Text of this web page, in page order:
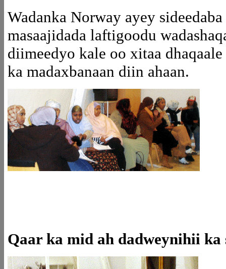
Wadanka Norway ayey
masaajidada laftigoodu
diimeedyo kale oo xitaa
ka madaxbanaan diin ahaan.
Qaar ka mid ah dadweynihii ka